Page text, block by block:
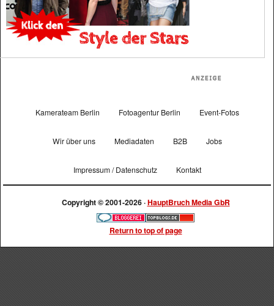
Kamerateam Berlin Fotoagentur Berlin Event-Fotos
Wir über uns Mediadaten B2B Jobs
Impressum / Datenschutz Kontakt
Copyright © 2001-2026 ·HauptBruch Media GbR
Return to top of page